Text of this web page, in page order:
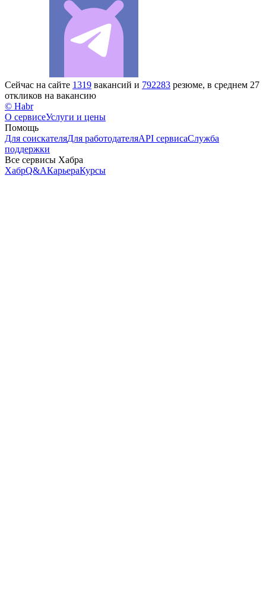
Сейчас на сайте 1319 вакансий и 792283 резюме, в среднем 27
откликов на вакансию
© Habr
О сервисеУслуги и цены
Помощь
Для соискателяДля работодателяAPI сервисаСлужба
поддержки
Все сервисы Хабра
ХабрQ&AКарьераКурсы